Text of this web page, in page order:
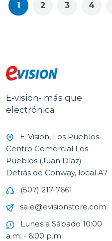
1 2 3 4
E-vision- más que
electrónica
E-Vision, Los Pueblos
Centro Comercial Los
Pueblos (Juan Díaz)
Detrás de Conway, local A7
(507) 217-7661
sale@evisionstore.com
Lunes a Sábado 10:00
a.m. - 6:00 p.m.